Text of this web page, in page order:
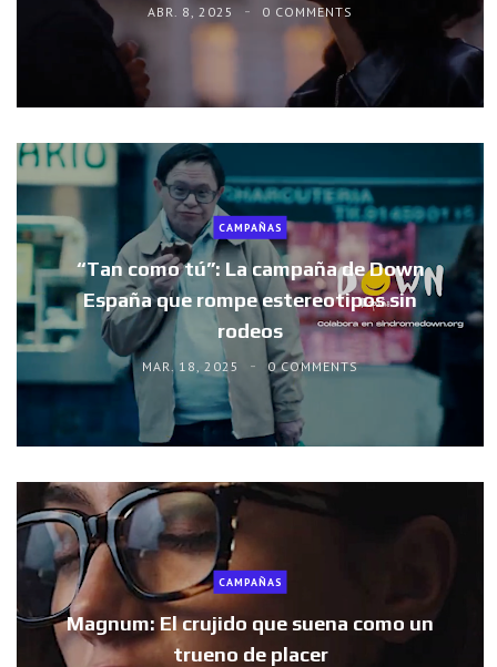
ABR. 8, 2025 0 COMMENTS
CAMPAÑAS
“Tan como tú”: La campaña de Down
España que rompe estereotipos sin
rodeos
MAR. 18, 2025 0 COMMENTS
CAMPAÑAS
Magnum: El crujido que suena como un
trueno de placer